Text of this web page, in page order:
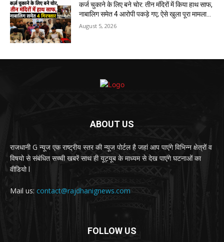
कर्ज चुकाने के लिए बने चोर: तीन मंदिरों में किया हाथ साफ,
नाबालिग समेत 4 आरोपी पकड़े गए; ऐसे खुला पूरा मामला…
August 5, 2026
ABOUT US
राजधानी G न्यूज एक राष्ट्रीय स्तर की न्यूज पोर्टल है जहां आप पाएंगे विभिन्न क्षेत्रों व
विषयो से संबंधित सच्ची खबरें साथ ही यूट्यूब के माध्यम से देख पाएंगे घटनाओं का
वीडियो l
Mail us: contact@rajdhanignews.com
FOLLOW US